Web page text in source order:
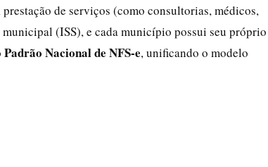
de serviços (como consultorias, médicos,
(ISS), e cada município possui seu próprio
Padrão Nacional de NFS-e, unificando o modelo